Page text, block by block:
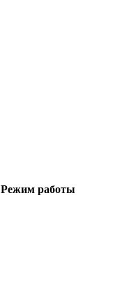
Режим работы